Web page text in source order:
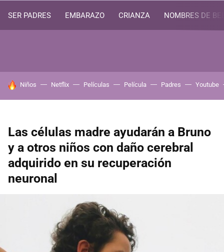
SER PADRES EMBARAZO CRIANZA NOMBRES DE
HOY SE HABLA DE
Niños Netflix Películas Película Padres Youtube
Las células madre ayudarán a Bruno
y a otros niños con daño cerebral
adquirido en su recuperación
neuronal